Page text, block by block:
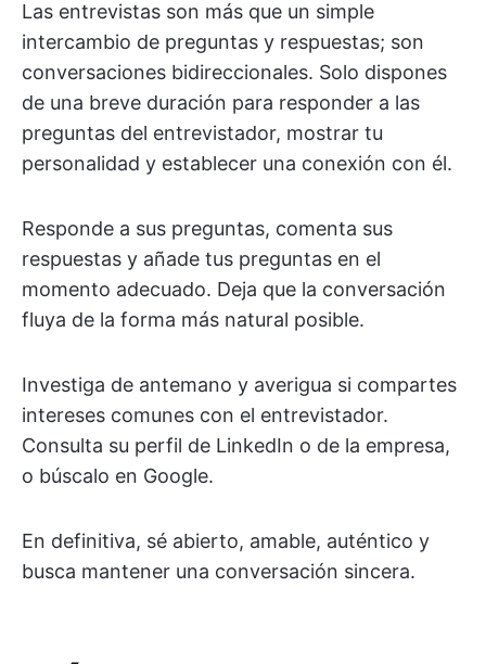
Las entrevistas son más que un simple
intercambio de preguntas y respuestas; son
conversaciones bidireccionales. Solo dispones
de una breve duración para responder a las
preguntas del entrevistador, mostrar tu
personalidad y establecer una conexión con él.
Responde a sus preguntas, comenta sus
respuestas y añade tus preguntas en el
momento adecuado. Deja que la conversación
fluya de la forma más natural posible.
Investiga de antemano y averigua si compartes
intereses comunes con el entrevistador.
Consulta su perfil de LinkedIn o de la empresa,
o búscalo en Google.
En definitiva, sé abierto, amable, auténtico y
busca mantener una conversación sincera.